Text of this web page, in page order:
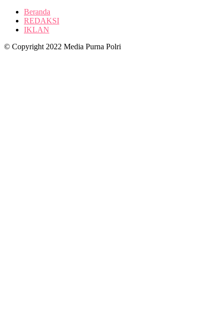
Beranda
REDAKSI
IKLAN
© Copyright 2022 Media Purna Polri